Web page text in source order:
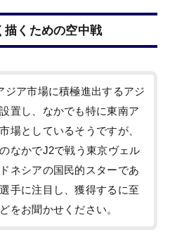
描くための空中戦
ジア市場に積極進出するアジ
置し、なかでも特に東南ア
場としているそうですが、
なかでJ2で戦う東京ヴェル
ネシアの国民的スターであ
手に注目し、獲得するに至
をお聞かせください。